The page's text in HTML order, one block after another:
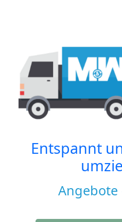
Entspannt